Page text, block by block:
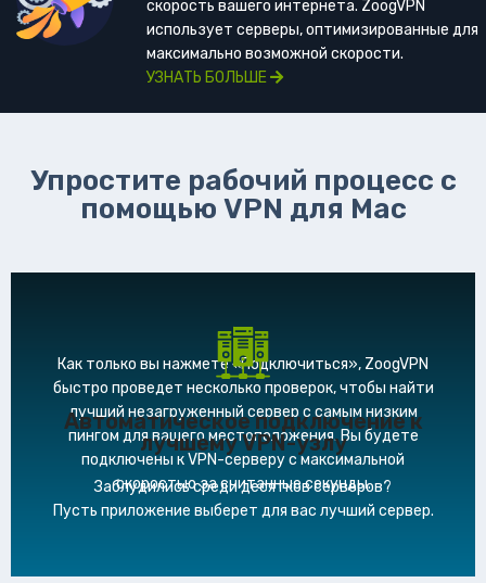
скорость вашего интернета. ZoogVPN
использует серверы, оптимизированные для
максимально возможной скорости.
УЗНАТЬ БОЛЬШЕ
Упростите рабочий процесс с
помощью VPN для Mac
Автоматическое подключение к
лучшему VPN-узлу
Заблудились среди десятков серверов?
Пусть приложение выберет для вас лучший сервер.
Как только вы нажмете «Подключиться», ZoogVPN
быстро проведет несколько проверок, чтобы найти
лучший незагруженный сервер с самым низким
пингом для вашего местоположения. Вы будете
подключены к VPN-серверу с максимальной
скоростью за считанные секунды.